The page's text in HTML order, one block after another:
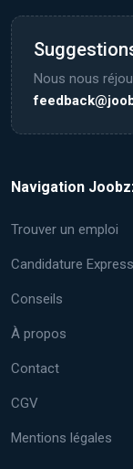
Nous nous
Navigation
Trouver un emploi
Candidature Express
Conseils
À propos
Contact
CGV
Mentions légales